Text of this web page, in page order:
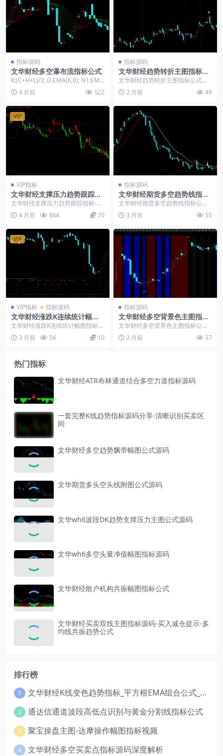
指标源码
文华财经多空瀑布流指标公式
K:(C+H+L)/3; D:EMA(K,8); N1:EMA
(EMA(C,8)...
4 月前 522
指标源码
文华财经趋势转折主图指标公
式
文华财经趋势转折主图指标公式：
STEP1:=2/100; MVALUE1:=2...
2 月前 49
VIP
VIP指标
文华财经支撑压力趋势跟踪指
标-MACD+RSI双指标
文华财经支撑压力趋势跟踪指标-M
ACD+RSI双指标： 指标是整合MAC
D、RS...
4 月前 864 70
指标源码
文华财经期货多空趋势线指标
公式
文华财经期货多空趋势线指标公
式： MA5:MA(C,5); DRAWCOLOR
L... 3 月前 55
VIP
VIP指标 指标源码
文华财经涨跌K连续统计幅图
指标公式
文华财经涨跌K连续统计幅图指标公
式： K线涨跌统计123…..，第一...
3 月前 56 10
指标源码
文华财经多空背景色主图指标
公式
文华财经多空背景色主图指标公
式： N:=3; A1:=REF(H,N)-HHV(...
2 月前 37
热门指标
文华财经ATR布林通道结合多空力道指标源码
一套完整K线趋势指标源码分享-清晰识别买卖区
间
文华财经多空趋势飘带幅图公式源码
文华期货多头空头线附图公式源码
文华wh6波段DK趋势支撑压力主图公式源码
文华wh6多空头量净值幅图指标源码
文华财经散户机构共振幅图指标公式
文华财经买卖双线主图指标源码-买入减仓提示-多
均线共振趋势公式
排行榜
1 文华财经K线变色趋势指标_平方根EMA组合公式_红绿波段操盘指标源码
2 通达信通道波段高低点识别与黄金分割线指标公式
3 聚宝操盘主图-达摩操作幅图指标视频
4 文华财经多空买卖点指标源码深度解析